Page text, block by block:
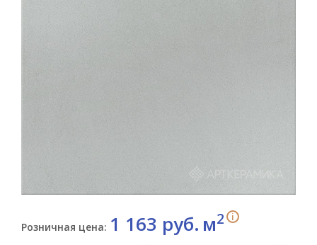
Розничная цена: 1 163 руб. м2 i